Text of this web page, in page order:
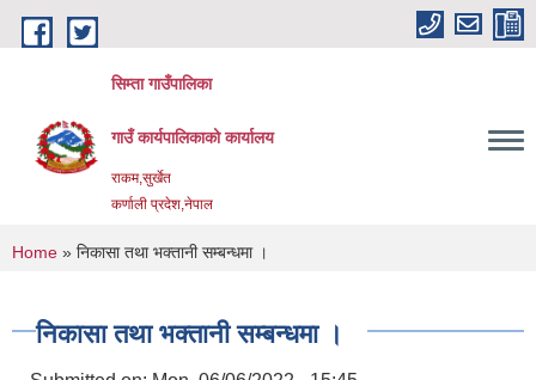
Skip to main content
सिम्ता गाउँपालिका
गाउँ कार्यपालिकाको कार्यालय
राकम,सुर्खेत
कर्णाली प्रदेश,नेपाल
You are here
Home » निकासा तथा भक्तानी सम्बन्धमा ।
निकासा तथा भक्तानी सम्बन्धमा ।